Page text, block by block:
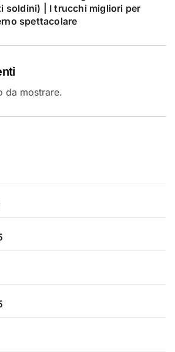
soldini) | I trucchi migliori per
spettacolare
da mostrare.